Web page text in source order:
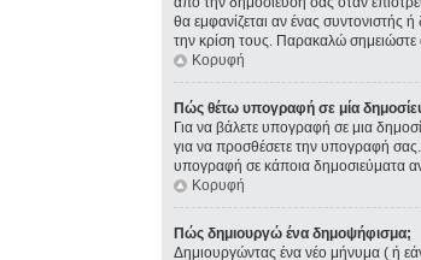
θα εμφανίζεται αν ένας
την κρίση τους. Παρακαλώ σημειώστε
Κορυφή
Πώς θέτω υπογραφή σε μία
Για να βάλετε υπογραφή σε μια
για να προσθέσετε την υπογραφή
υπογραφή σε κάποια δημοσιεύματα
Κορυφή
Πώς δημιουργώ ένα δημοψήφισμα;
Δημιουργώντας ένα νέο μήνυμα ( ή